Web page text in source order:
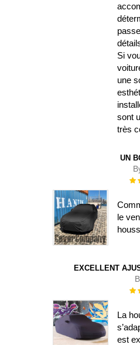
Si
une
sont
très
UN
le
EXCELLENT
La
est